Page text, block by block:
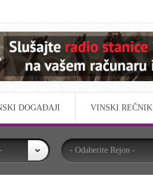
DOGAĐAJI VINSKI REČNIK
- Odaberite Rejon -